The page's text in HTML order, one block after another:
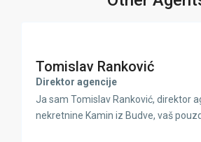
Tomislav Ranković
Direktor agencije
Ja sam Tomislav Ranković, direktor
nekretnine Kamin iz Budve, vaš